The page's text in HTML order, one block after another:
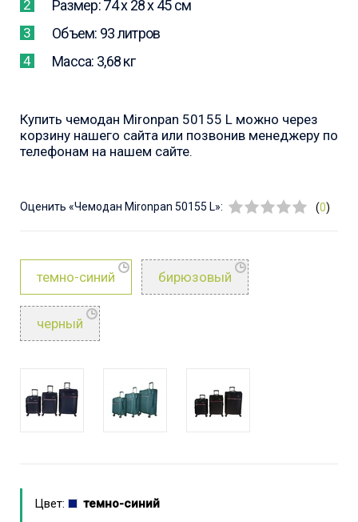
Размер: 74 x 28 x 45 см
Объем: 93 литров
Масса: 3,68 кг
Купить чемодан Mironpan 50155 L можно через
корзину нашего сайта или позвонив менеджеру по
телефонам на нашем сайте.
Оценить «Чемодан Mironpan 50155 L»: (0)
темно-синий бирюзовый
черный
Цвет:
темно-синий